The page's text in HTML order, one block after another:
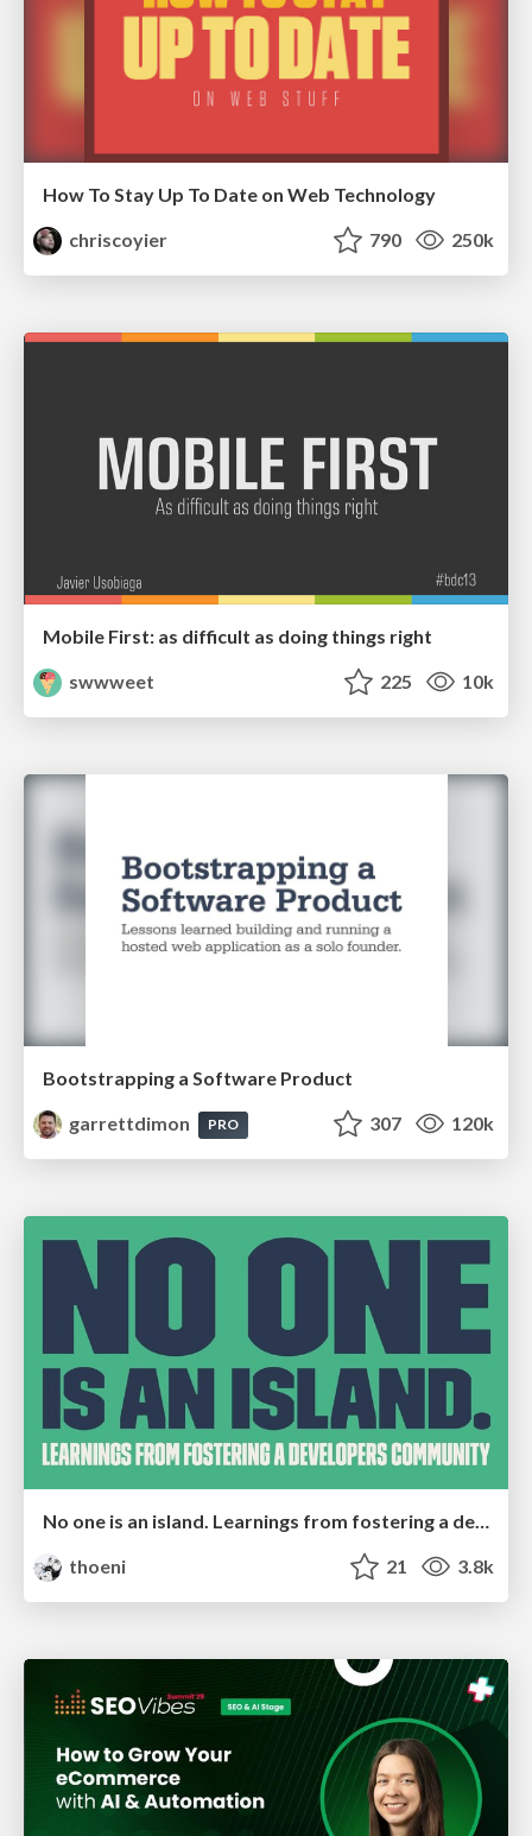
How To Stay Up To Date on Web Technology
chriscoyier
790 250k
Mobile First: as difficult as doing things right
swwweet
225 10k
Bootstrapping a Software Product
garrettdimon
PRO 307 120k
No one is an island. Learnings from fostering a developers community.
thoeni
21 3.8k